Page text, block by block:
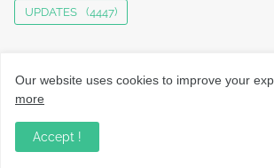
UPDATES (4447)
നാട്ടുവാർത്തകൾ, തൊഴിൽ,
Our website uses cookies to improve your
more
Accept !